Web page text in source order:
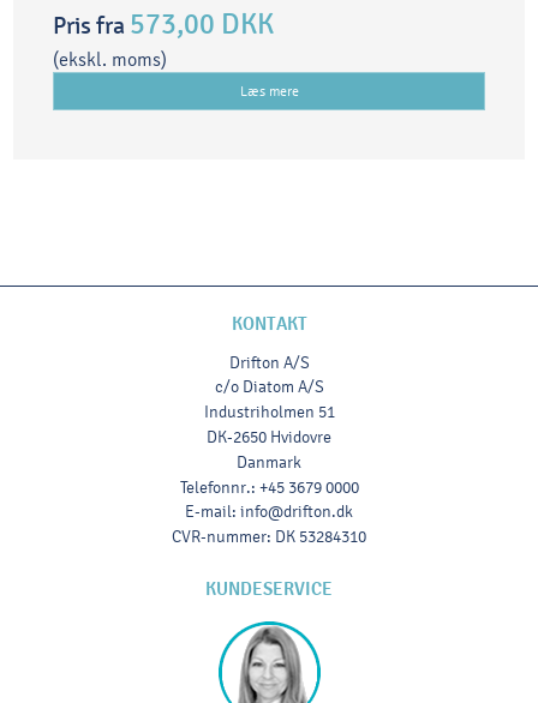
Pris fra 573,00 DKK
(ekskl. moms)
Læs mere
KONTAKT
Drifton A/S
c/o Diatom A/S
Industriholmen 51
DK-2650 Hvidovre
Danmark
Telefonnr.: +45 3679 0000
E-mail: info@drifton.dk
CVR-nummer: DK 53284310
KUNDESERVICE